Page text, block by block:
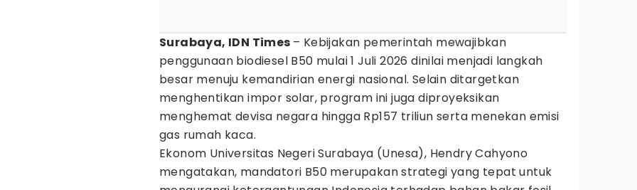
Surabaya, IDN Times – Kebijakan pemerintah mewajibkan
penggunaan biodiesel B50 mulai 1 Juli 2026 dinilai menjadi langkah
besar menuju kemandirian energi nasional. Selain ditargetkan
menghentikan impor solar, program ini juga diproyeksikan
menghemat devisa negara hingga Rp157 triliun serta menekan emisi
gas rumah kaca.
Ekonom Universitas Negeri Surabaya (Unesa), Hendry Cahyono
mengatakan, mandatori B50 merupakan strategi yang tepat untuk